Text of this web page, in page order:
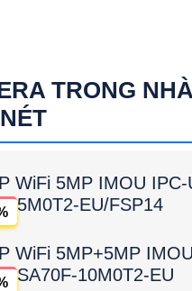
TRONG
WiFi 5MP IMOU IPC-
5M0T2-EU/FSP14
WiFi 5MP+5MP
SA70F-10M0T2-EU